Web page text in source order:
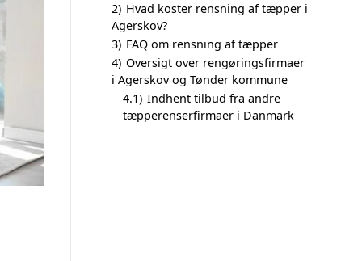
2) Hvad koster rensning af tæpper i
Agerskov?
3) FAQ om rensning af tæpper
4) Oversigt over rengøringsfirmaer
i Agerskov og Tønder kommune
4.1) Indhent tilbud fra andre
tæpperenserfirmaer i Danmark